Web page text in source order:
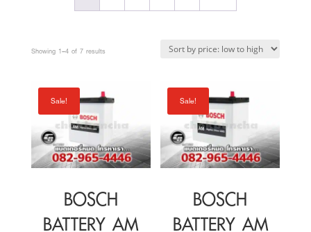
to
BOSCH
BATTERY AM
55B19L
2,400฿Original
2,200
Sale!
BOSCH
BATTERY AM
75B24L
2,700฿Original
2,500